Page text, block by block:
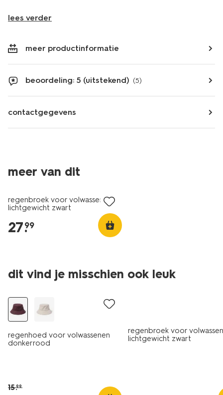
lees verder
meer productinformatie
beoordeling: 5 (uitstekend) (5)
contactgegevens
meer van dit
regenbroek voor volwassenen
lichtgewicht zwart
27.
99
dit vind je misschien ook leuk
sale
regenhoed voor volwassenen
donkerrood
15.99
regenbroek voor
lichtgewicht zwart